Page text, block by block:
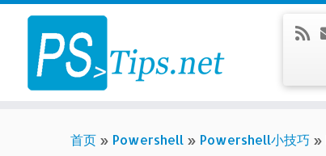
Skip
content
首页 » Powershell » Powershell小技巧 »